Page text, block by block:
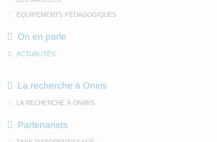
EQUIPEMENTS PÉDAGOGIQUES
On en parle
ACTUALITÉS
La recherche à Oniris
LA RECHERCHE À ONIRIS
Partenariats